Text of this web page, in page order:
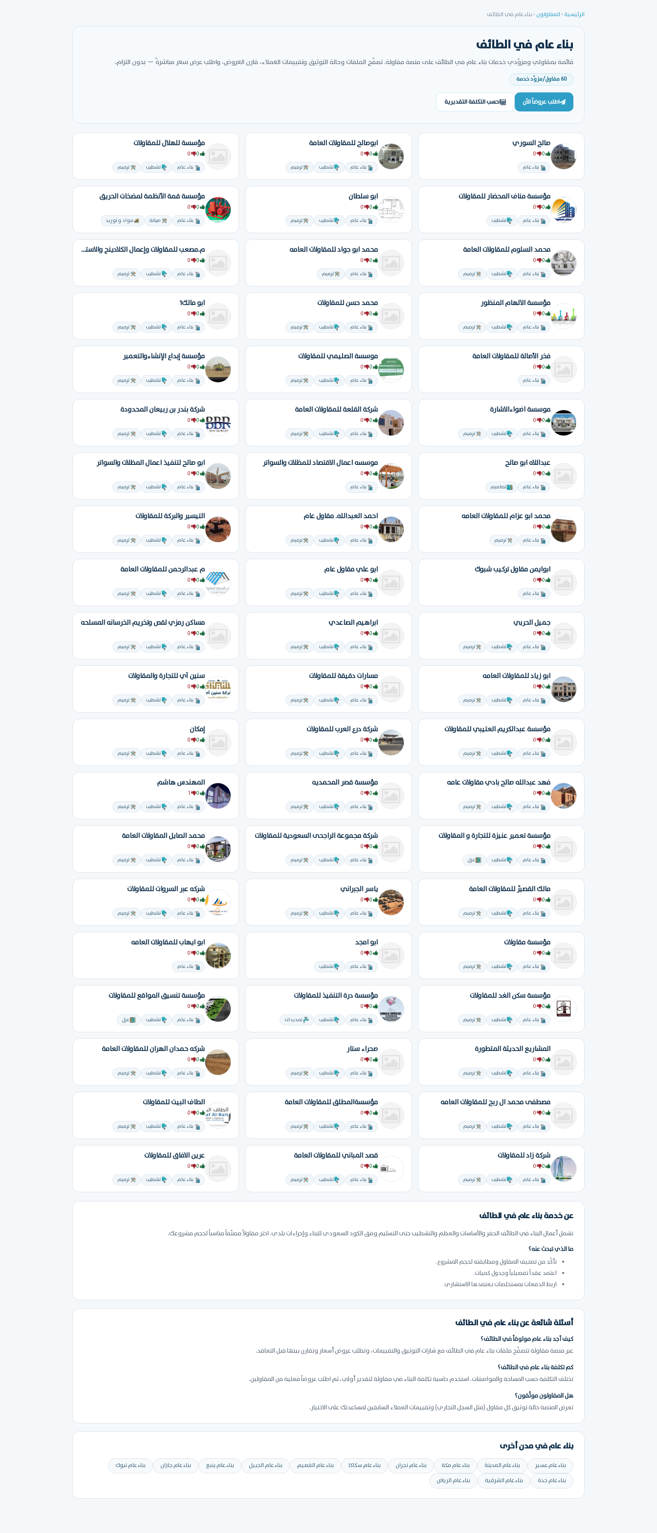
الرئيسية ›المقاولون ›بناء عام في الطائف
بناء عام في الطائف
قائمة بمقاولي ومزوّدي خدمات بناء عام في الطائف على منصة مقاولة. تصفّح الملفات وحالة التوثيق وتقييمات العملاء، قارن العروض، واطلب عرض سعر مباشرةً — بدون التزام.
60 مقاول/مزوّد خدمة
اطلب عروضاً الآن احسب التكلفة التقديرية
صالح السوري
بناء عام
ابوصالح للمقاولات العامة
0
0
بناء عام تشطيب ترميم
مؤسسة للهلال للمقاولات
0
0
بناء عام تشطيب ترميم
مؤسسة مناف المحضار للمقاولات
بناء عام تشطيب
ابو سلطان
0
0
بناء عام تشطيب ترميم
مؤسسة قمة الأنظمة لمضخات الحريق
0
0
بناء عام صيانة مواد و توريد
محمد السلوم للمقاولات العامة
بناء عام تشطيب ترميم
محمد ابو جواد للمقاولات العامه
0
0
بناء عام ترميم
م.مصعب للمقاولات وإعمال الكلادينج والاستكراتشر
0
0
بناء عام تشطيب ترميم
مؤسسة الالهام المنظور
بناء عام تشطيب ترميم
محمد حسن للمقاولات
0
0
بناء عام تشطيب ترميم
ابو مالك1
0
0
بناء عام تشطيب ترميم
فخر الأصالة للمقاولات العامة
بناء عام
موسسة الصليمي للمقاولات
0
0
بناء عام تشطيب ترميم
مؤسسة إبداع الإنشاءوالتعمير
0
0
بناء عام تشطيب ترميم
موسسة اضواءالاشارة
بناء عام تشطيب ترميم
شركة القلعة للمقاولات العامة
0
0
بناء عام تشطيب ترميم
شركة بندر بن ربيعان المحدودة
0
0
بناء عام تشطيب ترميم
عبداللاه ابو صالح
بناء عام تصاميم
موسسه اعمال الاقتصاد للمظلات والسواتر
0
0
بناء عام
ابو صالح لتنفيذ اعمال المظلات والسواتر
0
0
بناء عام تشطيب ترميم
محمد ابو عزام للمقاولات العامه
بناء عام ترميم
احمد العبدالله. مقاول عام
0
0
بناء عام تشطيب ترميم
التيسير والبركة للمقاولات
0
0
بناء عام تشطيب ترميم
ابوايمن مقاول تركيب شبوك
بناء عام
ابو علي مقاول عام
0
0
بناء عام تشطيب ترميم
م عبدالرحمن للمقاولات العامة
0
0
بناء عام تشطيب ترميم
جميل الحربي
بناء عام تشطيب ترميم
ابراهيم الصاعدي
0
0
بناء عام تشطيب ترميم
مساكن رمزي لقص وتخريم الخرسانه المسلحه
0
0
بناء عام تشطيب ترميم
ابو زياد للمقاولات العامه
بناء عام تشطيب ترميم
مسارات دقيقة للمقاولات
0
0
بناء عام تشطيب ترميم
سنين آي للتجارة والمقاولات
0
0
بناء عام تشطيب ترميم
مؤسسة عبدالكريم العتيبي للمقاولات
بناء عام تشطيب ترميم
شركة درع العرب للمقاولات
0
0
بناء عام تشطيب ترميم
إمكان
0
0
بناء عام تشطيب ترميم
فهد عبدالله صالح بادي مقاولات عامه
بناء عام تشطيب ترميم
مؤسسة قصر المحمديه
0
0
بناء عام تشطيب ترميم
المهندس هاشم
0
1
بناء عام تشطيب ترميم
مؤسسة تعمير عنيزة للتجارة و المقاولات
بناء عام تشطيب عزل
شركة مجموعة الراجحى السعودية للمقاولات
0
0
بناء عام تشطيب ترميم
محمد الصايل المقاولات العامة
0
0
بناء عام تشطيب ترميم
مالك القصيّر للمقاولات العامة
بناء عام تشطيب ترميم
ياسر الجبراني
0
0
بناء عام تشطيب ترميم
شركه عبر السروات للمقاولات
0
0
بناء عام تشطيب ترميم
مؤسسة مقاولات
بناء عام تشطيب ترميم
ابو امجد
0
0
بناء عام تشطيب
ابو ايهاب للمقاولات العامه
0
0
بناء عام
مؤسسة سكن الغد للمقاولات
بناء عام تشطيب ترميم
مؤسسة درة التنفيذ للمقاولات
0
0
بناء عام تشطيب تمديدات
مؤسسة تنسيق المواقع للمقاولات
0
0
بناء عام تشطيب عزل
المشاريع الحديثة المتطورة
بناء عام تشطيب ترميم
صحراء ستار
0
0
بناء عام تشطيب ترميم
شركه حمدان الهران للمقاولات العامة
0
0
بناء عام تشطيب ترميم
مصطفى محمد ال ربح للمقاولات العامه
بناء عام تشطيب ترميم
مؤسسةالمطلق للمقاولات العامة
0
0
بناء عام تشطيب ترميم
الطاف البيت للمقاولات
0
0
بناء عام تشطيب ترميم
شركة زاد للمقاولات
بناء عام تشطيب ترميم
قصد المباني للمقاولات العامة
0
0
بناء عام تشطيب ترميم
عرين الافاق للمقاولات
0
0
بناء عام تشطيب ترميم
عن خدمة بناء عام في الطائف
تشمل أعمال البناء في الطائف الحفر والأساسات والعظم والتشطيب حتى التسليم وفق الكود السعودي للبناء وإجراءات بلدي. اختر مقاولاً مصنّفاً مناسباً لحجم مشروعك.
ما الذي تبحث عنه؟
تأكّد من تصنيف المقاول ومطابقته لحجم المشروع.
اعتمد عقداً تفصيلياً وجدول كميات.
اربط الدفعات بمستخلصات يعتمدها الاستشاري.
أسئلة شائعة عن بناء عام في الطائف
كيف أجد بناء عام موثوقاً في الطائف؟
عبر منصة مقاولة تتصفّح ملفات بناء عام في الطائف مع شارات التوثيق والتقييمات، وتطلب عروض أسعار وتقارن بينها قبل التعاقد.
كم تكلفة بناء عام في الطائف؟
تختلف التكلفة حسب المساحة والمواصفات. استخدم حاسبة تكلفة البناء في مقاولة لتقدير أولي، ثم اطلب عروضاً فعلية من المقاولين.
هل المقاولون موثّقون؟
تعرض المنصة حالة توثيق كل مقاول (مثل السجل التجاري) وتقييمات العملاء السابقين لمساعدتك على الاختيار.
بناء عام في مدن أخرى
بناء عام عسير بناء عام المدينة بناء عام مكة بناء عام نجران بناء عام سكاكا بناء عام القصيم بناء عام الجبيل بناء عام ينبع بناء عام جازان
بناء عام تبوك
بناء عام جدة
بناء عام الشرقية بناء عام الرياض